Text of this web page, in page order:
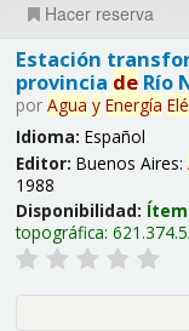
Hacer reserva
Estación
provincia deRío
por Agua y Energía
Idioma: Español
Editor: Buenos Aires:
1988
Disponibilidad:
topográfica: